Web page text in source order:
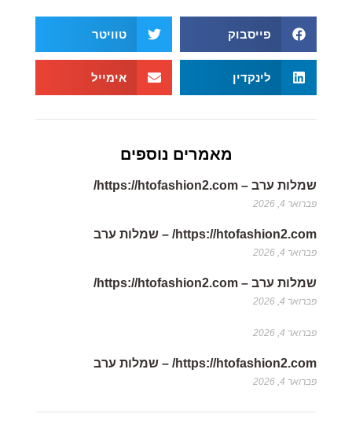
פייסבוק טוויטר
לינקדין אימייל
מאמרים נוספים
שמלות ערב – https://htofashion2.com/
פברואר 4, 2026
https://htofashion2.com/ – שמלות ערב
פברואר 4, 2026
שמלות ערב – https://htofashion2.com/
פברואר 4, 2026
פברואר 4, 2026
https://htofashion2.com/ – שמלות ערב
פברואר 4, 2026